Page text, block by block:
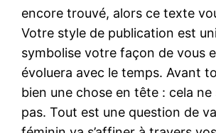
encore trouvé, alors ce texte
Votre style de publication est
symbolise votre façon de vous
évoluera avec le temps. Avant
bien une chose en tête : cela ne
pas. Tout est une question de